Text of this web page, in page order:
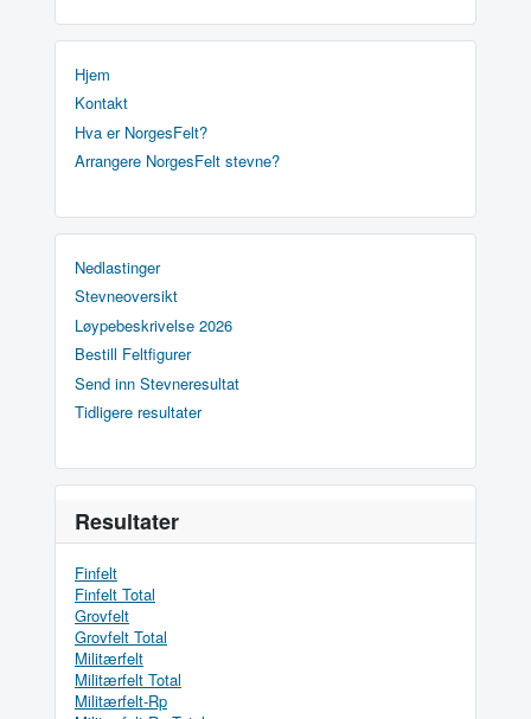
Hjem
Kontakt
Hva er NorgesFelt?
Arrangere NorgesFelt stevne?
Nedlastinger
Stevneoversikt
Løypebeskrivelse 2026
Bestill Feltfigurer
Send inn Stevneresultat
Tidligere resultater
Resultater
Finfelt
Finfelt Total
Grovfelt
Grovfelt Total
Militærfelt
Militærfelt Total
Militærfelt-Rp